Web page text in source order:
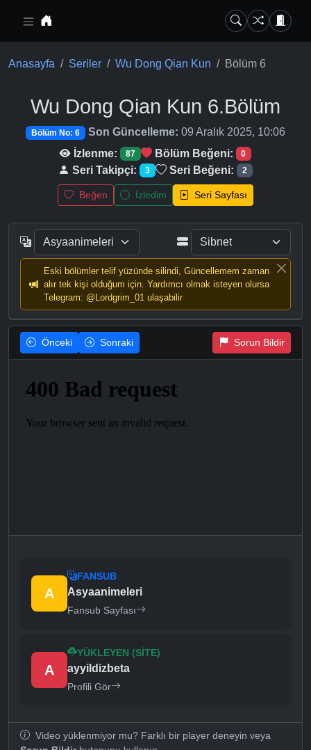
Anasayfa Seriler Wu Dong Qian Kun Bölüm 6
Wu Dong Qian Kun 6.Bölüm
Bölüm No: 6 Son Güncelleme: 09 Aralık 2025, 10:06
İzlenme:
87 Bölüm Beğeni: 0
Seri Takipçi: 3 Seri Beğeni: 2
Beğen İzledim Seri Sayfası
Eski bölümler telif yüzünde silindi, Güncellemem zaman
alır tek kişi olduğum için. Yardımcı olmak isteyen olursa
Telegram: @Lordgrim_01 ulaşabilir
Önceki Sonraki Sorun Bildir
A
FANSUB
Asyaanimeleri
Fansub Sayfası
A
YÜKLEYEN (SITE)
ayyildizbeta
Profili Gör
Video yüklenmiyor mu? Farklı bir player deneyin veya